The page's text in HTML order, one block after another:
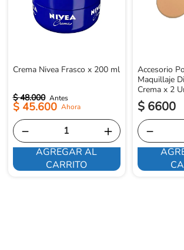
Crema Nivea Frasco x 200 ml
$ 48.000
$ 45.600
＋
－
AGREGAR AL
CARRITO
Accesorio
Maquillaje
Crema x 2
$ 6600
－